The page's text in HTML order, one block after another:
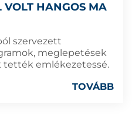
VOLT HANGOS MA
szervezett
meglepetések
tették emlékezetessé.
TOVÁBB